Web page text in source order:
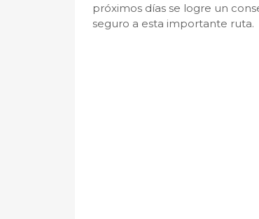
próximos días se logre un
seguro a esta importante ruta.